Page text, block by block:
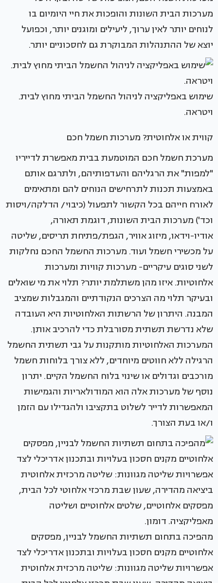
מערכות הבית השונות והופכות את חיי היומיום בו
לנוחים יותר לאין ערוך, ליעילים ומוגנים יותר, וכפועל
יוצא של ההתנהלות המבוקרת גם לחסכוניים יותר.
שימוש באפליקציה לניהול החשמל הביתי מחוץ לבית.
ויטראה.
קווית או אלחוטית? מערכות חשמל חכם
מערכת חשמל חכם המוטמעת בבית מאפשרת לדייריו
"למפות" את הרגליהם והעדפותיהם, ולתרגם אותם
באמצעות תכנות לתרחישים הנוחים להם ומתאימים
לאורח חייהם בכל הקשור לתפעול (כיבוי/ הדלקה/ויסות
וכד') מערכות הבית השונות, דוגמת תאורה,
אודיו-וידאו, מיזוג אוויר, הגפת/פתיחת תריסים, שליטה
על מכשירי חשמל ועוד. מערכות החשמל החכם נחלקות
לשני סוגים עיקריים- מערכות קוויות ומערכות
אלחוטיות. איזו מהן משתלמת יותר? תלוי את מי שואלים
ובעיקר תלוי מה הצרכים הנקודתיים והמגבלות שמציב
המבנה. היתרון של הרשתות האלחוטיות היא העובדה
שלא נדרשת תשתית מסורבלת כדי להרכיב אותן.
המערכות האלחוטיות מותקנות על גבי תשתית החשמל
הרגילה ללא חווטים מיוחדים, ללא צורך בלוחות חשמל
מורכבים וגדולים או שינוי בלוח החשמל הקיים. יתרון
נוסף של מערכות אלה הוא המודולאריות והגמישות
המאפשרות לדייר לשלוט בתקציבו ולהגדילו עם הזמן
ו/או בעת הצורך.
מהפיכה בתחום תשתיות החשמל לבניין, מפסקים
אלחוטיים מקנים חסכון בעלויות ובתכנון אדריכלי לצד
אפשרויות שליטה מגוונות: שליטה מרכזית אלחוטית